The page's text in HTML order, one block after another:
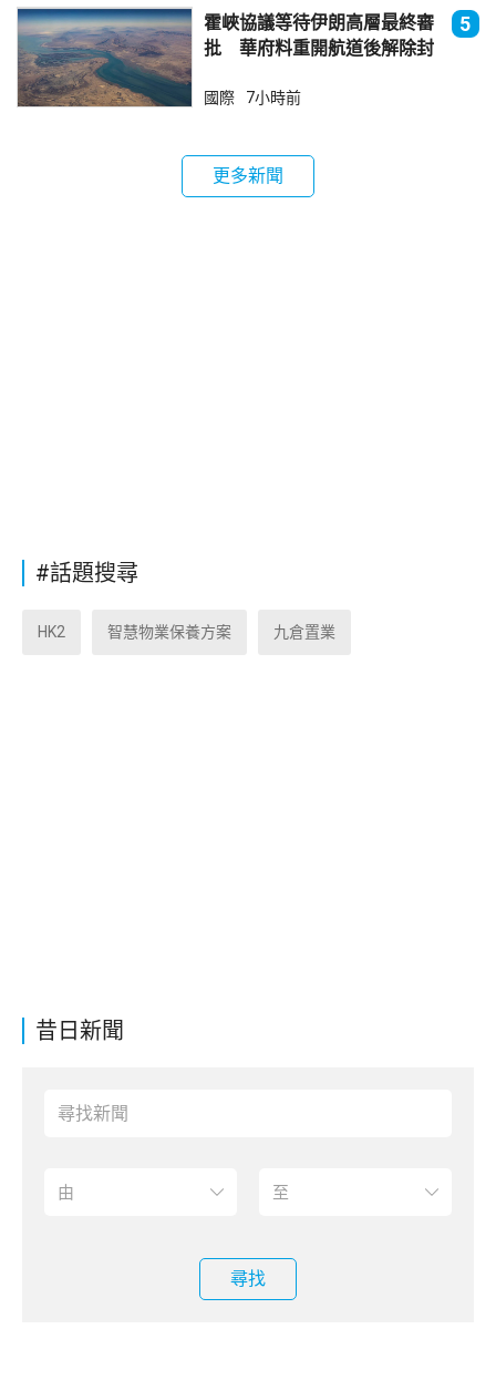
昔日新聞
尋找
霍峽協議等待伊朗高層最終審
批 華府料重開航道後解除封
5
國際 7小時前
更多新聞
#話題搜尋
HK2 智慧物業保養方案 九倉置業